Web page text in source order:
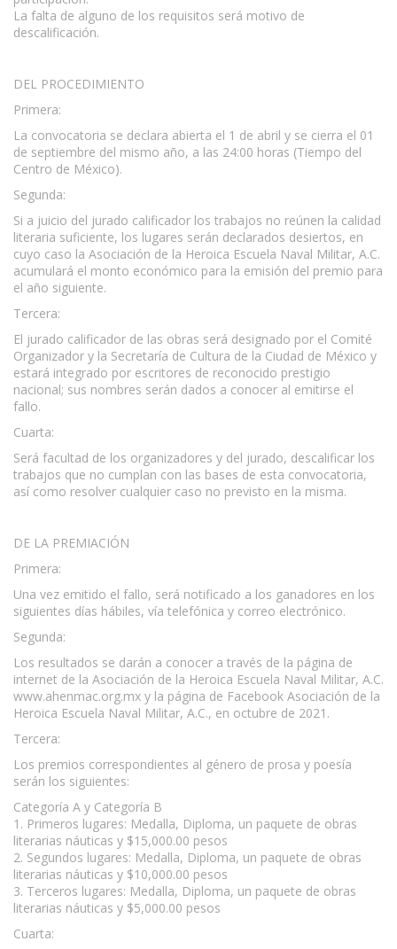
La falta de alguno de los requisitos será motivo de
descalificación.
DEL PROCEDIMIENTO
Primera:
La convocatoria se declara abierta el 1 de abril y se cierra el 01
de septiembre del mismo año, a las 24:00 horas (Tiempo del
Centro de México).
Segunda:
Si a juicio del jurado calificador los trabajos no reúnen la calidad
literaria suficiente, los lugares serán declarados desiertos, en
cuyo caso la Asociación de la Heroica Escuela Naval Militar, A.C.
acumulará el monto económico para la emisión del premio para
el año siguiente.
Tercera:
El jurado calificador de las obras será designado por el Comité
Organizador y la Secretaría de Cultura de la Ciudad de México y
estará integrado por escritores de reconocido prestigio
nacional; sus nombres serán dados a conocer al emitirse el
fallo.
Cuarta:
Será facultad de los organizadores y del jurado, descalificar los
trabajos que no cumplan con las bases de esta convocatoria,
así como resolver cualquier caso no previsto en la misma.
DE LA PREMIACIÓN
Primera:
Una vez emitido el fallo, será notificado a los ganadores en los
siguientes días hábiles, vía telefónica y correo electrónico.
Segunda:
Los resultados se darán a conocer a través de la página de
internet de la Asociación de la Heroica Escuela Naval Militar, A.C.
www.ahenmac.org.mx y la página de Facebook Asociación de la
Heroica Escuela Naval Militar, A.C., en octubre de 2021.
Tercera:
Los premios correspondientes al género de prosa y poesía
serán los siguientes:
Categoría A y Categoría B
1. Primeros lugares: Medalla, Diploma, un paquete de obras
literarias náuticas y $15,000.00 pesos
2. Segundos lugares: Medalla, Diploma, un paquete de obras
literarias náuticas y $10,000.00 pesos
3. Terceros lugares: Medalla, Diploma, un paquete de obras
literarias náuticas y $5,000.00 pesos
Cuarta: